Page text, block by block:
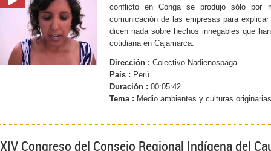
conflicto en Conga se produjo sólo por
comunicación de las empresas para
dicen nada sobre hechos innegables que
cotidiana en Cajamarca.
Dirección : Colectivo Nadienospaga
País : Perú
Duración : 00:05:42
Tema : Medio ambientes y culturas originarias
XIV Congreso del Consejo Regional Indígena del